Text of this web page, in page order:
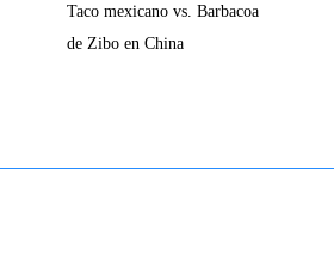
Taco mexicano vs. Barbacoa
de Zibo en China